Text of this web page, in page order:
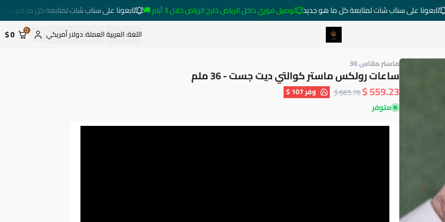
على سناب شات لمتابعة كل ما هو جديد توصيل فوري داخل الرياض خارج الرياض خلال 3 أيام 🚚 تابعونا على سناب شات لمتابعة كل ما هو جديد
متجر ساعات رومانس اللغة:العربيةالعملة:دولار أمريكي 0
0 $
ماستر مقاس 36
ساعات رولكس ماستر كوالتي ديت جست - 36 ملم
559.23 $
665.76 $ وفر107 $
متوفر